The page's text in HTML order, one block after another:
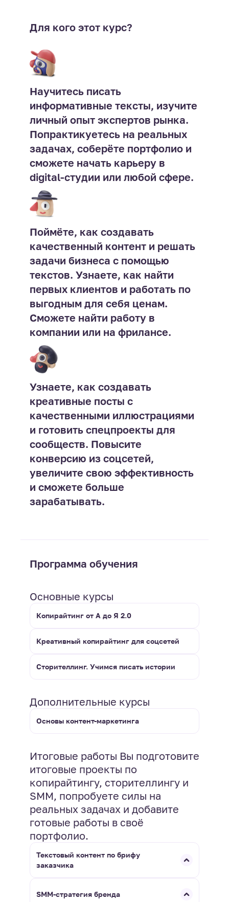
Для кого этот курс?
Научитесь писать
информативные тексты, изучите
личный опыт экспертов рынка.
Попрактикуетесь на реальных
задачах, соберёте портфолио и
сможете начать карьеру в
digital-студии или любой сфере.
Поймёте, как создавать
качественный контент и решать
задачи бизнеса с помощью
текстов. Узнаете, как найти
первых клиентов и работать по
выгодным для себя ценам.
Сможете найти работу в
компании или на фрилансе.
Узнаете, как создавать
креативные посты с
качественными иллюстрациями
и готовить спецпроекты для
сообществ. Повысите
конверсию из соцсетей,
увеличите свою эффективность
и сможете больше
зарабатывать.
Программа обучения
Основные курсы
Копирайтинг от А до Я 2.0
Креативный копирайтинг для соцсетей
Сторителлинг. Учимся писать истории
Дополнительные курсы
Основы контент-маркетинга
Итоговые работы Вы подготовите
итоговые проекты по
копирайтингу, сторителлингу и
SMM, попробуете силы на
реальных задачах и добавите
готовые работы в своё
портфолио.
Текстовый контент по брифу
заказчика
SMM-стратегия бренда